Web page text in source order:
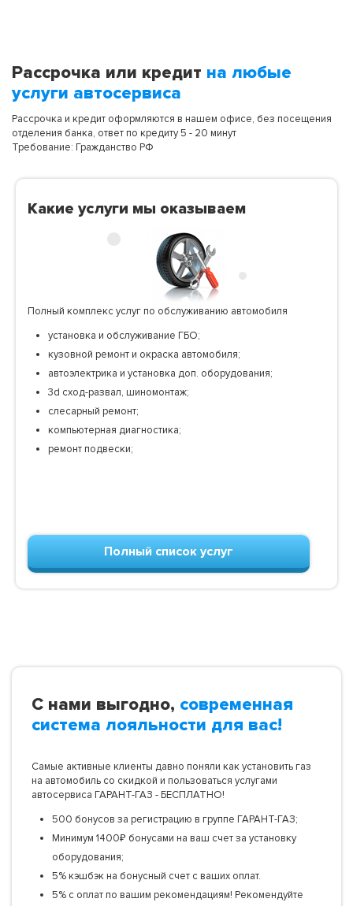
Рассрочка или кредит на любые
услуги автосервиса
Рассрочка и кредит оформляются в нашем офисе, без посещения
отделения банка, ответ по кредиту 5 - 20 минут
Требование: Гражданство РФ
Какие услуги мы оказываем
Полный комплекс услуг по обслуживанию автомобиля
установка и обслуживание ГБО;
кузовной ремонт и окраска автомобиля;
автоэлектрика и установка доп. оборудования;
3d сход-развал, шиномонтаж;
слесарный ремонт;
компьютерная диагностика;
ремонт подвески;
Полный список услуг
С нами выгодно, современная
система лояльности для вас!
Самые активные клиенты давно поняли как установить газ
на автомобиль со скидкой и пользоваться услугами
автосервиса ГАРАНТ-ГАЗ - БЕСПЛАТНО!
500 бонусов за регистрацию в группе ГАРАНТ-ГАЗ;
Минимум 1400₽ бонусами на ваш счет за установку
оборудования;
5% кэшбэк на бонусный счет с ваших оплат.
5% с оплат по вашим рекомендациям! Рекомендуйте